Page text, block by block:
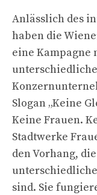
Anlässlich des
haben die
eine
Slogan „Keine
Keine Frauen.
Stadtwerke
den Vorhang,
sind. Sie